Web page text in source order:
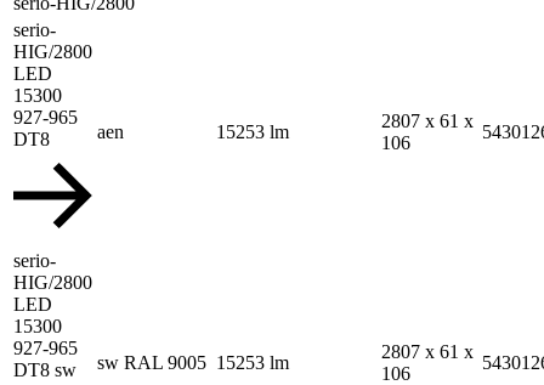
serio-
HIG/2800
LED
15300
927-965
DT8
aen 15253 lm
2807 x 61 x
106
serio-
HIG/2800
LED
15300
927-965
DT8 sw
sw RAL 9005 15253 lm
2807 x 61 x
106